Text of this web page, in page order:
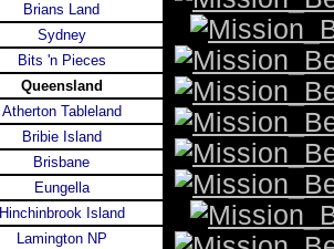
Brians Land
Sydney
Bits 'n Pieces
Queensland
Atherton Tableland
Bribie Island
Brisbane
Eungella
Hinchinbrook Island
Lamington NP